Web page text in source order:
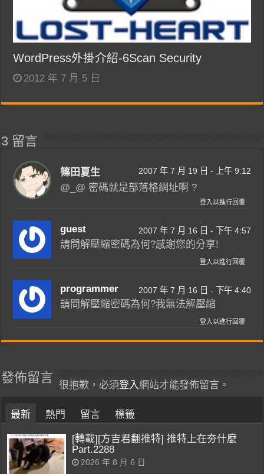
WordPress外掛介紹-6Scan Security
2012 年 7 月 5 日
3 留言
篠田夏生 2007 年 7 月 19 日 - 上午 9:12
@_@ 密碼就是部落格網址啊 ?
登入以進行回覆
guest 2007 年 7 月 16 日 - 下午 4:57
請問解壓縮密碼為何?感謝您的分享!
登入以進行回覆
programmer 2007 年 7 月 16 日 - 下午 4:40
請問解壓縮密碼為何?我無法解壓縮
登入以進行回覆
發佈留言
很抱歉，必須登入網站才能發佈留言。
最新 熱門 留言 標籤
[轉載][方吉君翻推特] 推特上在夯什麼
Part.2288
2026 年 8 月 6 日